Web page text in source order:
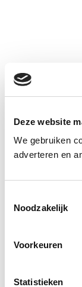
Deze website
We gebruiken
adverteren en
Noodzakelijk
Voorkeuren
Statistieken